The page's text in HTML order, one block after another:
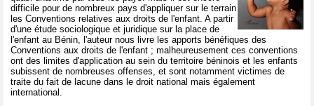
difficile pour de nombreux pays d'appliquer sur le terrain
les Conventions relatives aux droits de l'enfant. A partir
d'une étude sociologique et juridique sur la place de
l'enfant au Bénin, l'auteur nous livre les apports bénéfiques des
Conventions aux droits de l'enfant ; malheureusement ces conventions
ont des limites d'application au sein du territoire béninois et les enfants
subissent de nombreuses offenses, et sont notamment victimes de
traite du fait de lacune dans le droit national mais également
international.